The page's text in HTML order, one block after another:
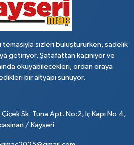
temasıyla sizleri buluştururken, sadelik
getiriyor. Şatafattan kaçınıyor ve
okuyabilecekleri, ordan oraya
bir altyapı sunuyor.
Sk. Tuna Apt. No:2, İç Kapı No:4,
/ Kayseri